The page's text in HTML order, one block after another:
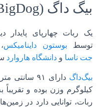
بیگ‌ داگ (
توسط بوستون داینامیکس،
جت ناسا و دانشگاه هاروارد
بیگ‌داگ
کیلوگرم وزن بوده و